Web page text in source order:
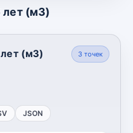
лет (м3)
лет (м3) 3точек
JSON